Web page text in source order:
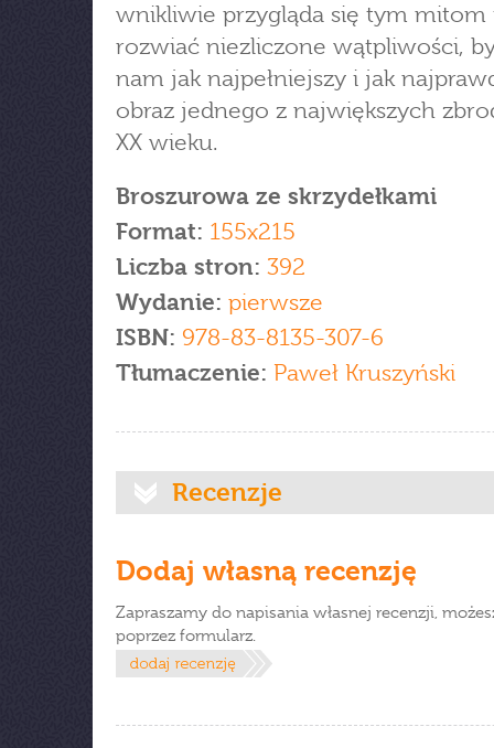
wnikliwie przygląda się tym mitom
rozwiać niezliczone wątpliwości,
nam jak najpełniejszy i jak
obraz jednego z największych
XX wieku.
Broszurowa ze skrzydełkami
Format: 155x215
Liczba stron: 392
Wydanie: pierwsze
ISBN: 978-83-8135-307-6
Tłumaczenie: Paweł Kruszyński
Recenzje
Dodaj własną recenzję
Zapraszamy do napisania własnej recenzji,
poprzez formularz.